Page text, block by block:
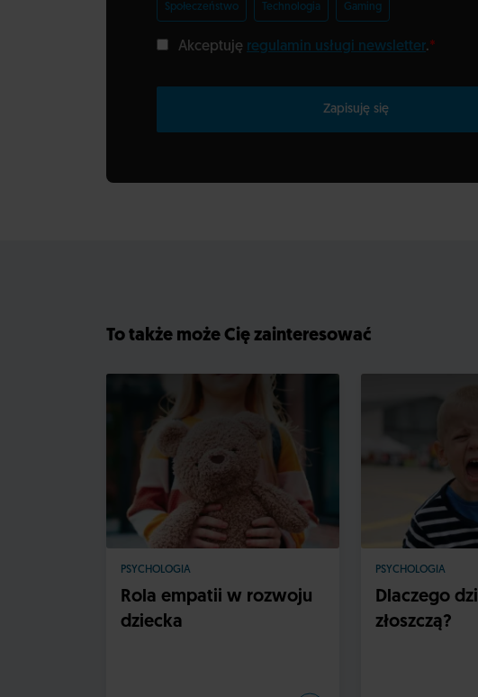
Społeczeństwo Technologia Gaming
Akceptuję regulamin usługi newsletter.*
Zapisuję się
To także może Cię zainteresować
PSYCHOLOGIA
Rola empatii w rozwoju
dziecka
PSYCHOLOGIA
Dlaczego
złoszczą?